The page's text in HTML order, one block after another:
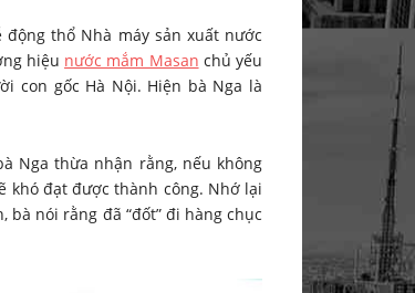
động thổ Nhà máy sản xuất nước
hiệu nước mắm Masan chủ yếu
con gốc Hà Nội. Hiện bà Nga là
Nga thừa nhận rằng, nếu không
khó đạt được thành công. Nhớ lại
bà nói rằng đã “đốt” đi hàng chục